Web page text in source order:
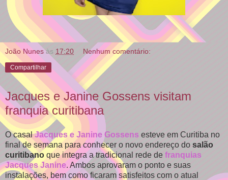
João Nunes às 17:20 Nenhum comentário:
Compartilhar
Jacques e Janine Gossens visitam
franquia curitibana
O casalJacques e Janine Gossens esteve em Curitiba no
final de semana para conhecer o novo endereço do salão
curitibano que integra a tradicional rede de franquias
Jacques Janine. Ambos aprovaram o ponto e suas
instalações, bem como ficaram satisfeitos com o atual